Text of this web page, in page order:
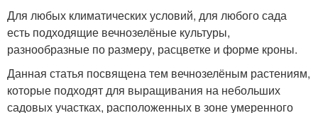
Для любых климатических условий, для любого сада
есть подходящие вечнозелёные культуры,
разнообразные по размеру, расцветке и форме кроны.
Данная статья посвящена тем вечнозелёным растениям,
которые подходят для выращивания на небольших
садовых участках, расположенных в зоне умеренного